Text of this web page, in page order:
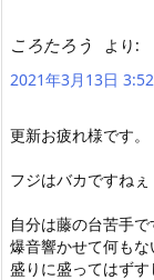
ころたろう
より:
2021年3月13日
更新お疲れ様です。
フジはバカですねぇ
自分は藤の台苦手
爆音響かせて何もな
盛りに盛ってはずす